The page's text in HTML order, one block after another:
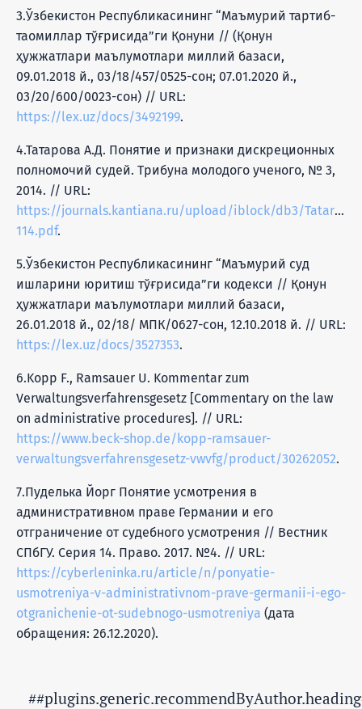
3.Ўзбекистон Республикасининг “Маъмурий тартиб-
таомиллар тўғрисида”ги Қонуни // (Қонун
ҳужжатлари маълумотлари миллий базаси,
09.01.2018 й., 03/18/457/0525-сон; 07.01.2020 й.,
03/20/600/0023-сон) // URL:
https://lex.uz/docs/3492199.
4.Татарова А.Д. Понятие и признаки дискреционных
полномочий судей. Трибуна молодого ученого, № 3,
2014. // URL:
https://journals.kantiana.ru/upload/iblock/db3/
114.pdf.
5.Ўзбекистон Республикасининг “Маъмурий суд
ишларини юритиш тўғрисида”ги кодекси // Қонун
ҳужжатлари маълумотлари миллий базаси,
26.01.2018 й., 02/18/ МПК/0627-сон, 12.10.2018 й. // URL:
https://lex.uz/docs/3527353.
6.Kopp F., Ramsauer U. Kommentar zum
Verwaltungsverfahrensgesetz [Commentary on the law
on administrative procedures]. // URL:
https://www.beck-shop.de/kopp-ramsauer-
verwaltungsverfahrensgesetz-vwvfg/product/30262052.
7.Пуделька Йорг Понятие усмотрения в
административном праве Германии и его
отграничение от судебного усмотрения // Вестник
СПбГУ. Серия 14. Право. 2017. №4. // URL:
https://cyberleninka.ru/article/n/ponyatie-
usmotreniya-v-administrativnom-prave-germanii-i-ego-
otgranichenie-ot-sudebnogo-usmotreniya (дата
обращения: 26.12.2020).